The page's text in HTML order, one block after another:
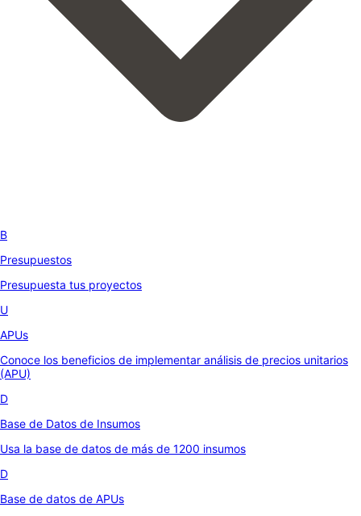
B
Presupuestos
Presupuesta tus proyectos
U
APUs
Conoce los beneficios de implementar análisis de precios unitarios
(APU)
D
Base de Datos de Insumos
Usa la base de datos de más de 1200 insumos
D
Base de datos de APUs